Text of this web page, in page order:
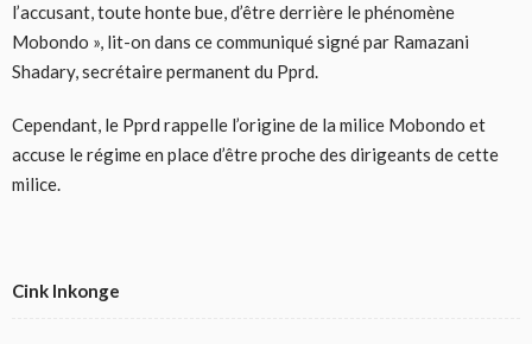
l’accusant, toute honte bue, d’être derrière le phénomène
Mobondo », lit-on dans ce communiqué signé par Ramazani
Shadary, secrétaire permanent du Pprd.
Cependant, le Pprd rappelle l’origine de la milice Mobondo et
accuse le régime en place d’être proche des dirigeants de cette
milice.
Cink Inkonge